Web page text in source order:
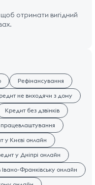
отримати вигідний
Рефінансування
не виходячи з дому
Кредит без дзвінків
у Києві онлайн
у Дніпрі онлайн
Івано-Франківську онлайн